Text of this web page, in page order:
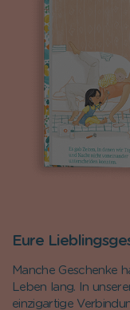
Eure
Manche Geschenke
Leben lang. In
einzigartige